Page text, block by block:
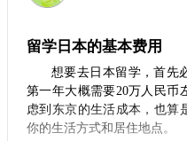
于日后与同学及当地人的交
2. 签证申请小技巧
在申请留学签证时，需
知书、资金证明等。建议
策，确保自己在规定时间内
留学日本的基本费用
想要去日本留学，首先
第一年大概需要20万人民币
虑到东京的生活成本，也算
你的生活方式和居住地点。